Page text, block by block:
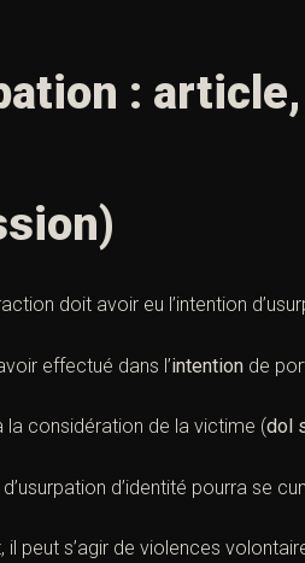
:
doit avoir eu l’intention
effectué dans l’intention de
la considération de la victime (dol
d’identité pourra se
il peut s’agir de violences